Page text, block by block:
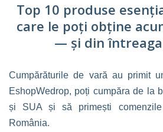
Top 10 produse
care le poți obține
— și din întreaga
Cumpărăturile de vară au primit
EshopWedrop, poți cumpăra de la
și SUA și să primești
România.